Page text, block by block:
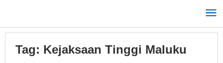
konten
Tag: Kejaksaan Tinggi Maluku